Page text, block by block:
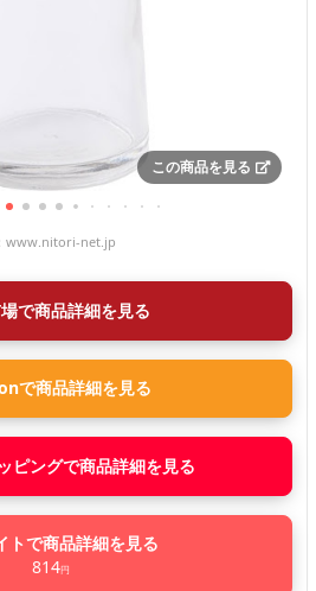
この商品を見る
www.nitori-net.jp
で商品詳細を見る
で商品詳細を見る
ピングで商品詳細を見る
トで商品詳細を見る
814円